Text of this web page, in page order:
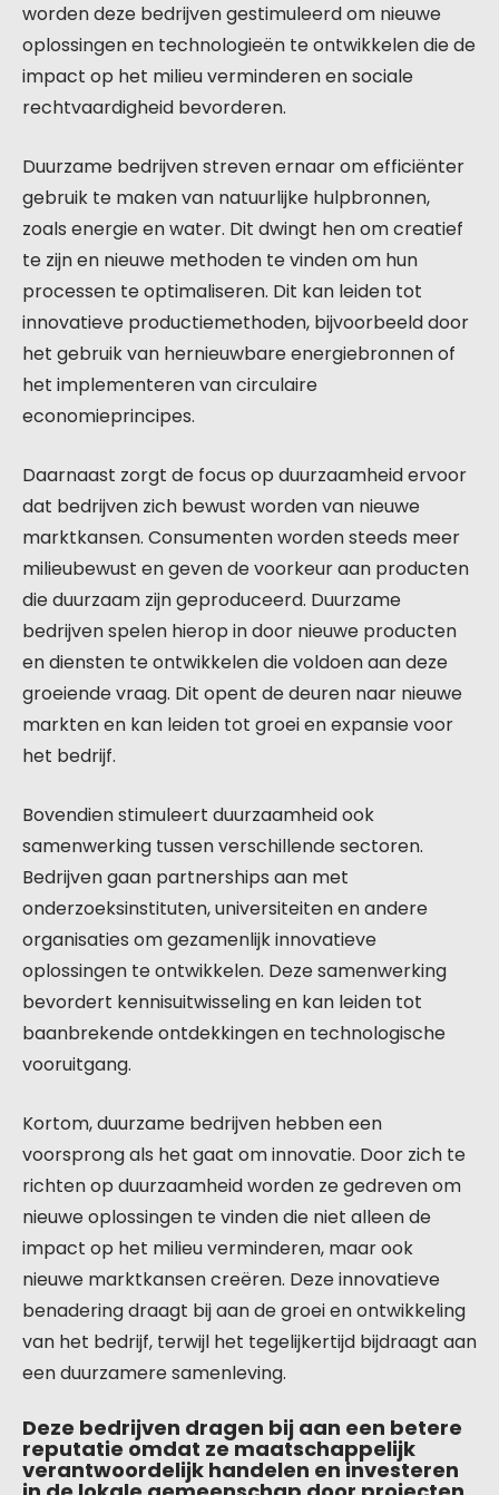
worden deze bedrijven gestimuleerd om nieuwe
oplossingen en technologieën te ontwikkelen die de
impact op het milieu verminderen en sociale
rechtvaardigheid bevorderen.
Duurzame bedrijven streven ernaar om efficiënter
gebruik te maken van natuurlijke hulpbronnen,
zoals energie en water. Dit dwingt hen om creatief
te zijn en nieuwe methoden te vinden om hun
processen te optimaliseren. Dit kan leiden tot
innovatieve productiemethoden, bijvoorbeeld door
het gebruik van hernieuwbare energiebronnen of
het implementeren van circulaire
economieprincipes.
Daarnaast zorgt de focus op duurzaamheid ervoor
dat bedrijven zich bewust worden van nieuwe
marktkansen. Consumenten worden steeds meer
milieubewust en geven de voorkeur aan producten
die duurzaam zijn geproduceerd. Duurzame
bedrijven spelen hierop in door nieuwe producten
en diensten te ontwikkelen die voldoen aan deze
groeiende vraag. Dit opent de deuren naar nieuwe
markten en kan leiden tot groei en expansie voor
het bedrijf.
Bovendien stimuleert duurzaamheid ook
samenwerking tussen verschillende sectoren.
Bedrijven gaan partnerships aan met
onderzoeksinstituten, universiteiten en andere
organisaties om gezamenlijk innovatieve
oplossingen te ontwikkelen. Deze samenwerking
bevordert kennisuitwisseling en kan leiden tot
baanbrekende ontdekkingen en technologische
vooruitgang.
Kortom, duurzame bedrijven hebben een
voorsprong als het gaat om innovatie. Door zich te
richten op duurzaamheid worden ze gedreven om
nieuwe oplossingen te vinden die niet alleen de
impact op het milieu verminderen, maar ook
nieuwe marktkansen creëren. Deze innovatieve
benadering draagt bij aan de groei en ontwikkeling
van het bedrijf, terwijl het tegelijkertijd bijdraagt aan
een duurzamere samenleving.
Deze bedrijven dragen bij aan een betere
reputatie omdat ze maatschappelijk
verantwoordelijk handelen en investeren